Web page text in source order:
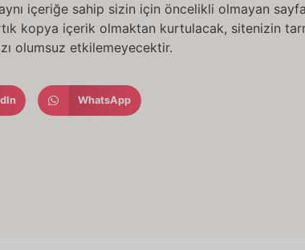
içeriğe sahip sizin için öncelikli olmayan
kopya içerik olmaktan kurtulacak, sitenizin
olumsuz etkilemeyecektir.
WhatsApp